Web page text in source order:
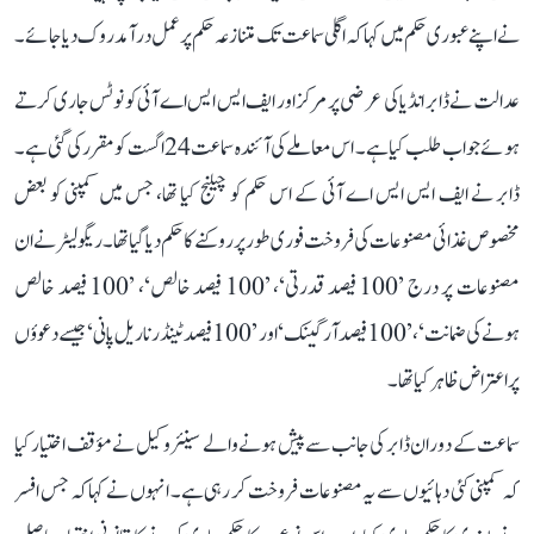
نے اپنے عبوری حکم میں کہا کہ اگلی سماعت تک متنازعہ حکم پر عمل درآمد روک دیا جائے۔
عدالت نے ڈابر انڈیا کی عرضی پر مرکز اور ایف ایس ایس اے آئی کو نوٹس جاری کرتے
ہوئے جواب طلب کیا ہے۔ اس معاملے کی آئندہ سماعت 24 اگست کو مقرر کی گئی ہے۔
ڈابر نے ایف ایس ایس اے آئی کے اس حکم کو چیلنج کیا تھا، جس میں کمپنی کو بعض
مخصوص غذائی مصنوعات کی فروخت فوری طور پر روکنے کا حکم دیا گیا تھا۔ ریگولیٹر نے ان
مصنوعات پر درج ’100 فیصد قدرتی‘، ’100 فیصد خالص‘، ’100 فیصد خالص
ہونے کی ضمانت‘، ’100 فیصد آرگینک‘ اور ’100 فیصد ٹینڈر ناریل پانی‘ جیسے دعوؤں
پر اعتراض ظاہر کیا تھا۔
سماعت کے دوران ڈابر کی جانب سے پیش ہونے والے سینئر وکیل نے مؤقف اختیار کیا
کہ کمپنی کئی دہائیوں سے یہ مصنوعات فروخت کر رہی ہے۔ انہوں نے کہا کہ جس افسر